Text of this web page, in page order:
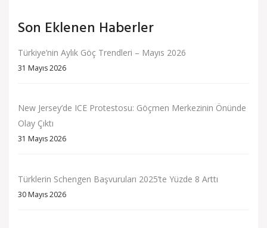
Son Eklenen Haberler
Türkiye’nin Aylık Göç Trendleri – Mayıs 2026
31 Mayıs 2026
New Jersey’de ICE Protestosu: Göçmen Merkezinin Önünde
Olay Çıktı
31 Mayıs 2026
Türklerin Schengen Başvuruları 2025’te Yüzde 8 Arttı
30 Mayıs 2026